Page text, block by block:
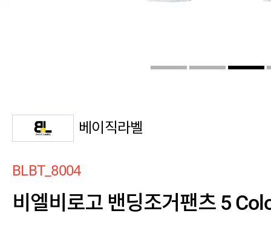
베이직라벨
BLBT_8004
비엘비로고 밴딩조거팬츠 5